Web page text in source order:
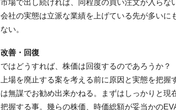
市場で出し続ければ、同程度の買い注文が入らな
会社の実態は立派な業績を上げている先が多い
ない。
改善・回復
ではどうすれば、株価は回復するのであろうか？
上場を廃止する案を考える前に原因と実態を把
は無謀でお勧め出来かねる。まずはしっかりと
把握する事。幾らの株価、時価総額が妥当かの